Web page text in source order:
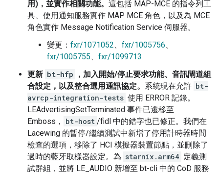
用)，並實作相關功能。 這包括 MAP-MCE 的指令列工
具、使用通知服務實作 MAP MCE 角色，以及為 MCE
角色實作 Message Notification Service 伺服器。
變更： fxr/1071052、 fxr/1005756、
fxr/1005755、 fxr/1099713
更新 bt-hfp
，加入開始/停止要求功能、音訊閘道組
合設定，以及整合選用通訊協定。 系統現在允許 bt-
avrcp-integration-tests 使用 ERROR 記錄。
LEAdvertisingSetTerminated 事件已遷移至
Emboss，
bt-host /fidl 中的錯字也已修正。我們在
Lacewing 的暫停/繼續測試中新增了停用計時器時間
檢查的選項，移除了 HCI 模擬器裝置節點，並刪除了
過時的藍牙取樣器設定。為 starnix.arm64 定義測
試群組，並將 LE_AUDIO 新增至 bt-cli 中的 CoD 服務